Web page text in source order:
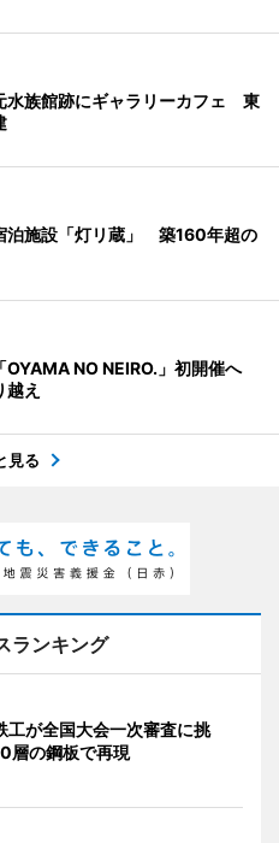
水族館跡にギャラリーカフェ 東
泊施設「灯リ蔵」 築160年超の
OYAMA NO NEIRO.」初開催へ
え
見る
ランキング
工が全国大会一次審査に挑
の鋼板で再現